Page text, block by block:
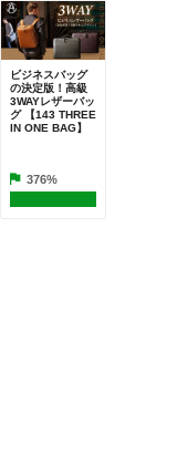
ビジネスバッグ
の決定版！高級
3WAYレザーバッ
グ 【143 THREE
IN ONE BAG】
376%